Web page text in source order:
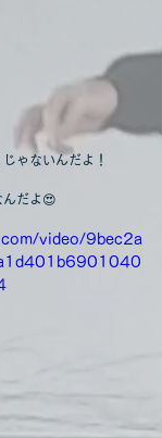
ゃないんだよ！
んだよ😍
video/9bec2a